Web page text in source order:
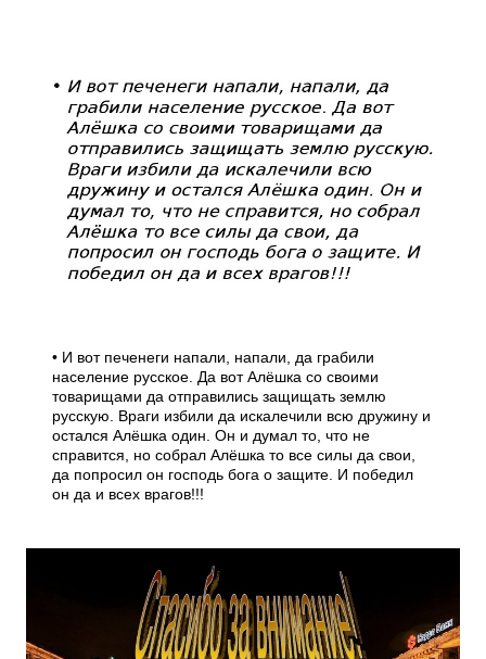
• И вот печенеги напали, напали, да грабили
население русское. Да вот Алёшка со своими
товарищами да отправились защищать землю
русскую. Враги избили да искалечили всю дружину и
остался Алёшка один. Он и думал то, что не
справится, но собрал Алёшка то все силы да свои,
да попросил он господь бога о защите. И победил
он да и всех врагов!!!